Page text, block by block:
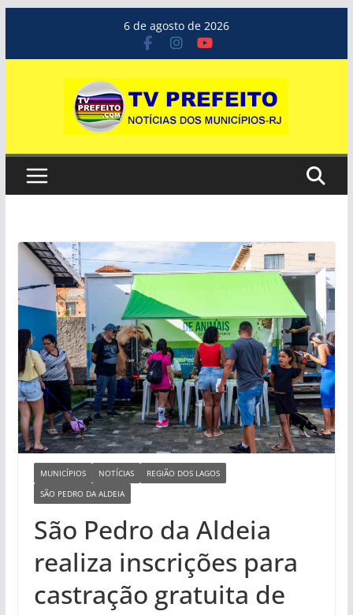
o
6 de agosto de 2026
MUNICÍPIOS NOTÍCIAS
REGIÃO DOS LAGOS
SÃO PEDRO DA ALDEIA
São Pedro da Aldeia
realiza inscrições para
castração gratuita de